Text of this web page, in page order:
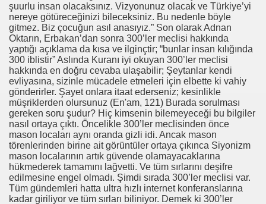
şuurlu insan olacaksınız. Vizyonunuz olacak ve Türkiye’yi
nereye götüreceğinizi bileceksiniz. Bu nedenle böyle
gitmez. Biz çocuğun asıl anasıyız.” Son olarak Adnan
Oktarın, Erbakan’dan sonra 300’ler meclisi hakkında
yaptığı açıklama da kısa ve ilginçtir; “bunlar insan kılığında
300 iblistir” Aslında Kuranı iyi okuyan 300’ler meclisi
hakkında en doğru cevaba ulaşabilir; Şeytanlar kendi
evliyasına, sizinle mücadele etmeleri için elbette ki vahiy
gönderirler. Şayet onlara itaat ederseniz; kesinlikle
müşriklerden olursunuz (En'am, 121) Burada sorulması
gereken soru şudur? Hiç kimsenin bilemeyeceği bu bilgiler
nasıl ortaya çıktı. Öncelikle 300’ler meclisinden önce
mason locaları aynı oranda gizli idi. Ancak mason
törenlerinden birine ait görüntüler ortaya çıkınca Siyonizm
mason localarının artık güvende olamayacaklarına
hükmederek tamamını lağvetti. Ve tüm sırlarını deşifre
edilmesine engel olmadı. Şimdi sırada 300’ler meclisi var.
Tüm gündemleri hatta ultra hızlı internet konferanslarına
kadar giriliyor ve tüm sırları biliniyor. Demek ki 300’ler